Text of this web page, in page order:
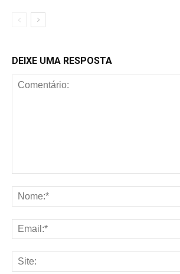
DEIXE UMA RESPOSTA